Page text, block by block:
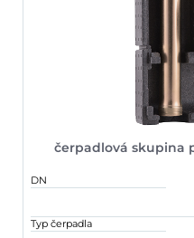
čerpadlová skupina
DN
Typ čerpadla